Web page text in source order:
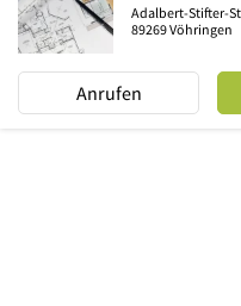
Adalbert-Stifter-
89269Vöhringen
Anrufen